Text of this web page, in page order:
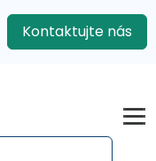
Kontaktujte nás